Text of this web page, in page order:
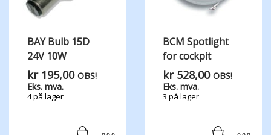
BAY Bulb 15D
24V 10W
kr195,00 OBS!
Eks. mva.
4 på lager
BCM Spotlight
for cockpit
kr528,00 OBS!
Eks. mva.
3 på lager